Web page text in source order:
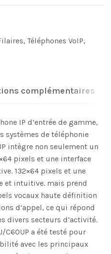
, Téléphones VoIP,
complémentaires
IP d’entrée de gamme,
systèmes de téléphonie
intègre non seulement un
pixels et une interface
132×64 pixels et une
et intuitive. mais prend
vocaux haute définition
d’appel, ce qui répond
divers secteurs d’activité.
C60UP a été testé pour
avec les principaux